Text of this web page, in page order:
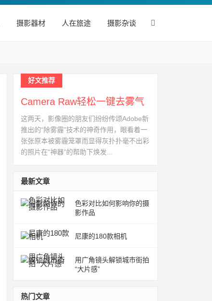
摄影器材 人在旅途 摄影杂谈
好文推荐
Camera Raw轻松一键去雾气
这两天，影像圈的朋友们纷纷传颂Adobe新
推出的“除雾霾”技术的神奇作用，眼看着一
张张原本被雾霾笼罩而显得灰扑扑毫不出彩
的照片在“神器”的帮助下焕发...
最新文章
色彩对比如何影响你的摄
影作品
尼康的180款相机
用广角镜头解锁城市街拍
“大片感”
热门文章